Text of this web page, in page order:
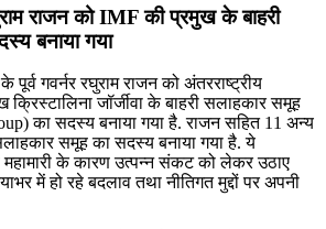
राजन को IMF की प्रमुख के बाहरी
बनाया गया
पूर्व गवर्नर रघुराम राजन को अंतरराष्ट्रीय
जॉर्जीवा के बाहरी सलाहकार समूह
का सदस्य बनाया गया है. राजन सहित 11 अन्य
समूह का सदस्य बनाया गया है. ये
महामारी के कारण उत्पन्न संकट को लेकर उठाए
में हो रहे बदलाव तथा नीतिगत मुद्दों पर अपनी